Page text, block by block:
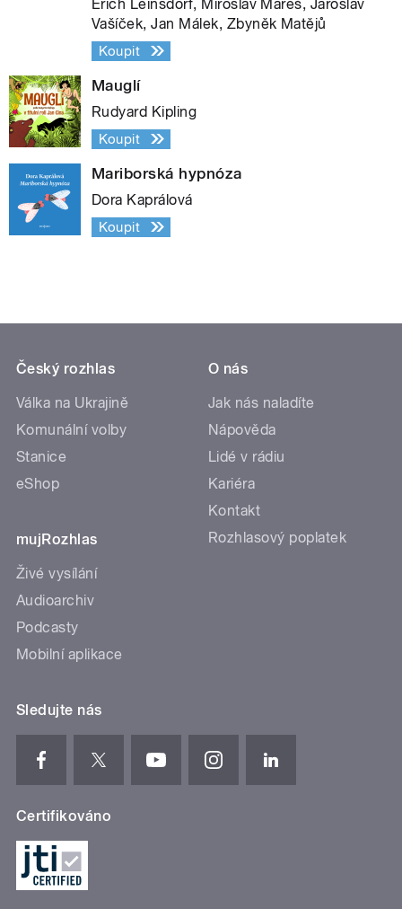
Erich Leinsdorf, Miroslav Mareš, Jaroslav
Vašíček, Jan Málek, Zbyněk Matějů
Koupit
Mauglí
Rudyard Kipling
Koupit
Mariborská hypnóza
Dora Kaprálová
Koupit
Český rozhlas
Válka na Ukrajině
Komunální volby
Stanice
eShop
mujRozhlas
Živé vysílání
Audioarchiv
Podcasty
Mobilní aplikace
O nás
Jak nás naladíte
Nápověda
Lidé v rádiu
Kariéra
Kontakt
Rozhlasový poplatek
Sledujte nás
Certifikováno